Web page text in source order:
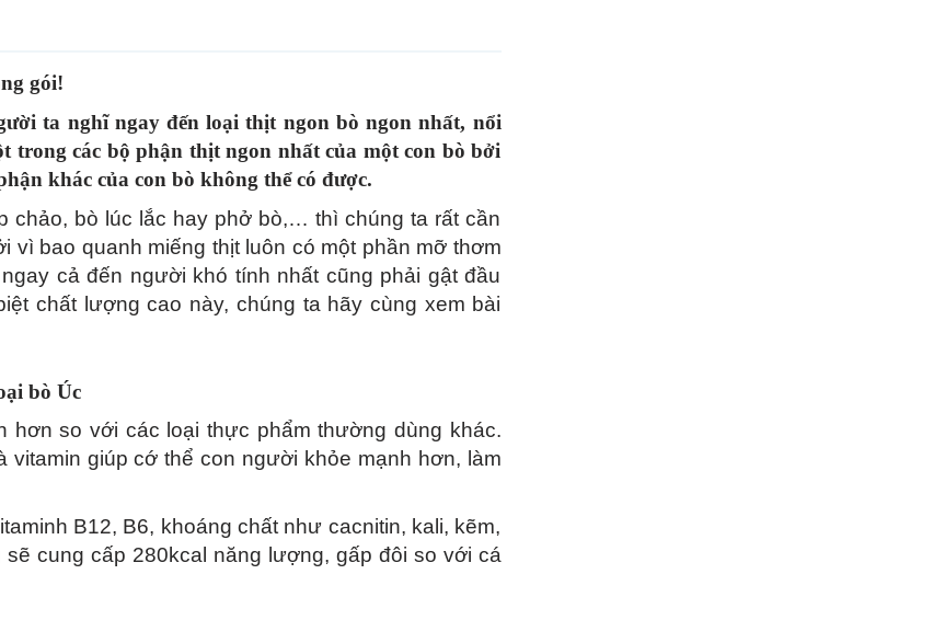
gói!
ta nghĩ ngay đến loại thịt ngon bò ngon nhất, nổi
trong các bộ phận thịt ngon nhất của một con bò bởi
khác của con bò không thể có được.
chảo, bò lúc lắc hay phở bò,… thì chúng ta rất cần
vì bao quanh miếng thịt luôn có một phần mỡ thơm
cả đến người khó tính nhất cũng phải gật đầu
chất lượng cao này, chúng ta hãy cùng xem bài
bò Úc
hơn so với các loại thực phẩm thường dùng khác.
vitamin giúp cớ thể con người khỏe mạnh hơn, làm
B12, B6, khoáng chất như cacnitin, kali, kẽm,
cung cấp 280kcal năng lượng, gấp đôi so với cá